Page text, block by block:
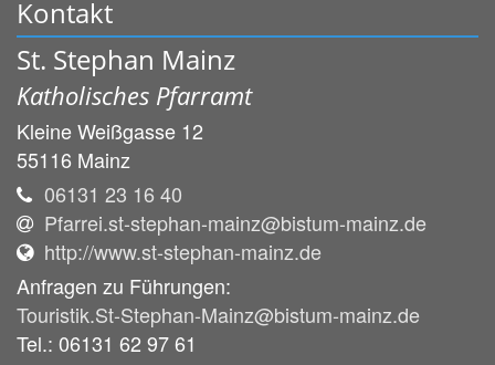
Kontakt
St. Stephan Mainz
Katholisches Pfarramt
Kleine Weißgasse 12
55116 Mainz
06131 23 16 40
Pfarrei.st-stephan-mainz@bistum-mainz.de
http://www.st-stephan-mainz.de
Anfragen zu Führungen:
Touristik.St-Stephan-Mainz@bistum-mainz.de
Tel.: 06131 62 97 61